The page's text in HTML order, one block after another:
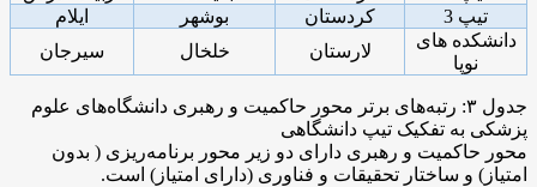
تیپ 3
کردستان بوشهر
ایلام
دانشکده های
نوپا
لارستان خلخال سیرجان
جدول ۳: رتبه‌های برتر محور حاکمیت و رهبری دانشگاه‌های علوم
پزشکی به تفکیک تیپ دانشگاهی
محور حاکمیت و رهبری دارای دو زیر محور برنامه‌ریزی ( بدون
امتیاز) و ساختار تحقیقات و فناوری (دارای امتیاز) است.